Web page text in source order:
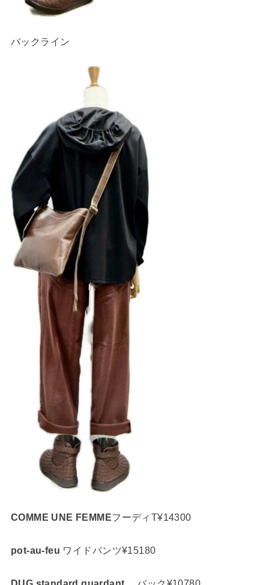
バックライン
COMME UNE FEMMEフーディT¥14300
pot-au-feu ワイドパンツ¥15180